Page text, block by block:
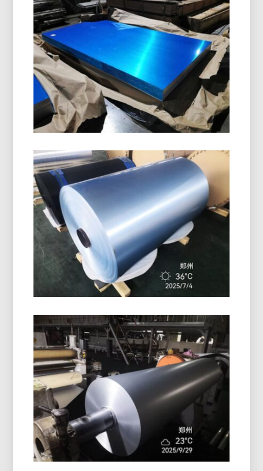
Alluminio H14
8011 La bobina di chiusura in alluminio H14 è
appositamente progettata per la produzione di
tappi di bottiglia, Tappi ROPP, tappi a vite, e
chiusure per bevande. Offre un'eccellente
formabilità, Resistenza alla corrosione, e qualità
della superficie superiore.
Grado Marino 5086 Piastra In
Alluminio H116
Scopri come funziona il grado marino 5086 La
piastra in alluminio H116 offre prestazioni
eccezionali negli scafi, mazzi, e attrezzature
offshore con un comprovato equilibrio di forza,
durata, e design leggero.
Rotolo Di Foglio Di Alluminio
Rivestito In PE
Il rotolo di foglio di alluminio rivestito in PE di alta
qualità offre un'eccellente protezione della
superficie, Resistenza all'umidità, e prestazioni
affidabili per l'imballaggio e l'isolamento.